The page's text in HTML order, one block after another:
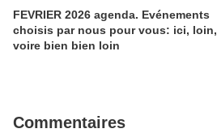
FEVRIER 2026 agenda. Evénements
choisis par nous pour vous: ici, loin,
voire bien bien loin
Commentaires